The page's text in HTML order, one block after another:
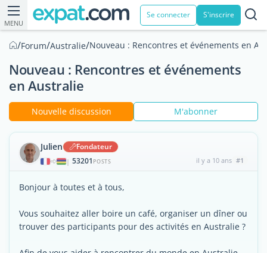
MENU
Se connecter S'inscrire
/Forum/Australie/Nouveau : Rencontres et événements en
Nouveau : Rencontres et événements
en Australie
Nouvelle discussion M'abonner
Julien Fondateur
| 53201 POSTS il y a 10 ans #1
Bonjour à toutes et à tous,
Vous souhaitez aller boire un café, organiser un dîner ou
trouver des participants pour des activités en Australie ?